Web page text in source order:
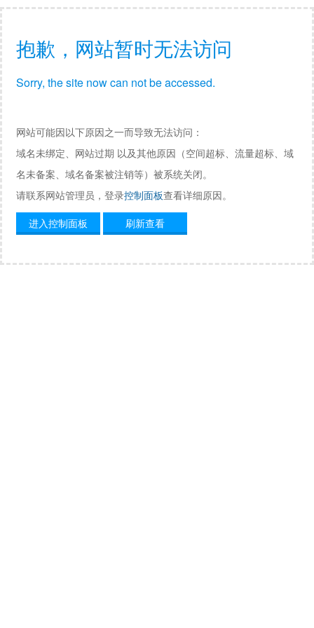
抱歉，网站暂时无法访问
Sorry, the site now can not be accessed.
网站可能因以下原因之一而导致无法访问：
域名未绑定、网站过期 以及其他原因（空间超标、流量超标、域
名未备案、域名备案被注销等）被系统关闭。
请联系网站管理员，登录控制面板查看详细原因。
进入控制面板
刷新查看